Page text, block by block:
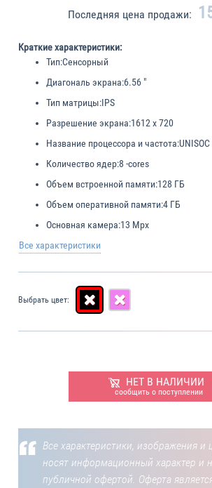
Последняя цена продажи:
Краткие характеристики:
Тип:Сенсорный
Диагональ экрана:6.56 "
Тип матрицы:IPS
Разрешение экрана:1612 x 720
Название процессора и частота:
Количество ядер:8 -cores
Объем встроенной памяти:128 ГБ
Объем оперативной памяти:4 ГБ
Основная камера:13 Mpx
Все характеристики
Выбрать цвет:
НЕТ В НАЛИЧИИ
сообщить о поступлении
Все характеристики, изображения и
носят информационный характер и
публичной офертой. Оферта